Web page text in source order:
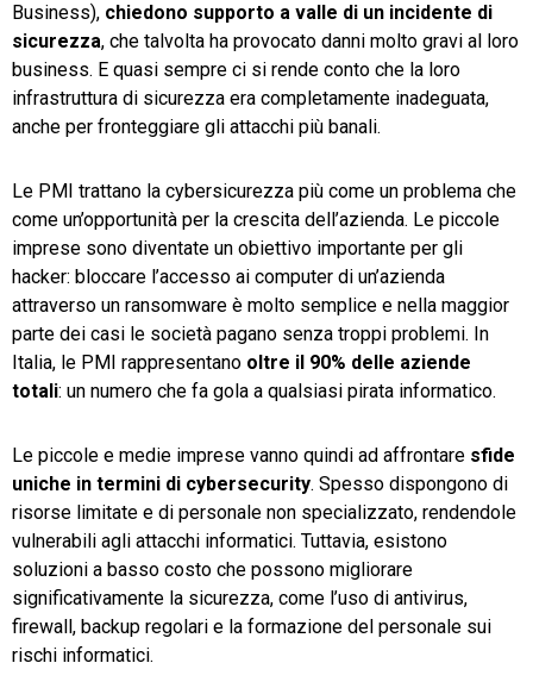
Business), chiedono supporto a valle di un incidente di
sicurezza, che talvolta ha provocato danni molto gravi al loro
business. E quasi sempre ci si rende conto che la loro
infrastruttura di sicurezza era completamente inadeguata,
anche per fronteggiare gli attacchi più banali.
Le PMI trattano la cybersicurezza più come un problema che
come un’opportunità per la crescita dell’azienda. Le piccole
imprese sono diventate un obiettivo importante per gli
hacker: bloccare l’accesso ai computer di un’azienda
attraverso un ransomware è molto semplice e nella maggior
parte dei casi le società pagano senza troppi problemi. In
Italia, le PMI rappresentano oltre il 90% delle aziende
totali: un numero che fa gola a qualsiasi pirata informatico.
Le piccole e medie imprese vanno quindi ad affrontare sfide
uniche in termini di cybersecurity. Spesso dispongono di
risorse limitate e di personale non specializzato, rendendole
vulnerabili agli attacchi informatici. Tuttavia, esistono
soluzioni a basso costo che possono migliorare
significativamente la sicurezza, come l’uso di antivirus,
firewall, backup regolari e la formazione del personale sui
rischi informatici.